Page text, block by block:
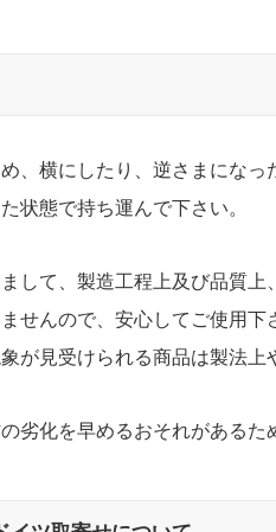
、横にしたり、逆さまにな
状態で持ち運んで下さい。
して、製造工程上及び品質
せんので、安心してご使用下
が見受けられる商品は製法
劣化を早めるおそれがあるた